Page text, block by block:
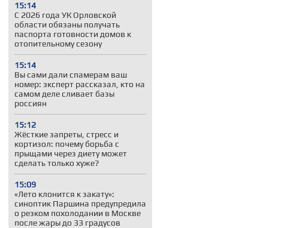
15:14
С 2026 года УК Орловской
области обязаны получать
паспорта готовности домов к
отопительному сезону
15:14
Вы сами дали спамерам ваш
номер: эксперт рассказал, кто на
самом деле сливает базы
россиян
15:12
Жёсткие запреты, стресс и
кортизол: почему борьба с
прыщами через диету может
сделать только хуже?
15:09
«Лето клонится к закату»:
синоптик Паршина предупредила
о резком похолодании в Москве
после жары до 33 градусов